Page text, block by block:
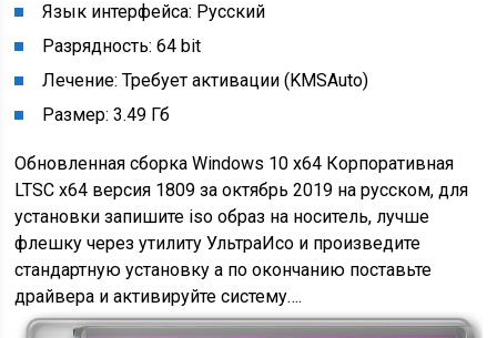
Язык интерфейса: Русский
Разрядность: 64 bit
Лечение: Требует активации (KMSAuto)
Размер: 3.49 Гб
Обновленная сборка Windows 10 x64 Корпоративная
LTSC x64 версия 1809 за октябрь 2019 на русском, для
установки запишите iso образ на носитель, лучше
флешку через утилиту УльтраИсо и произведите
стандартную установку а по окончанию поставьте
драйвера и активируйте систему….